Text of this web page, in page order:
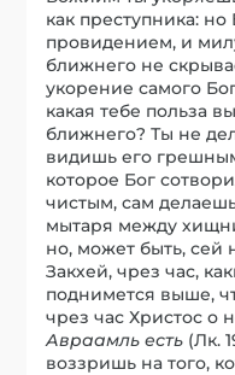
как преступника:
провидением, и
ближнего не
укорение самого
какая тебе польза
ближнего? Ты не
видишь его
которое Бог
чистым, сам
мытаря между
но, может быть, сей
Закхей, чрез час,
поднимется выше,
чрез час Христос о
Авраамль есть (Лк.
воззришь на того,